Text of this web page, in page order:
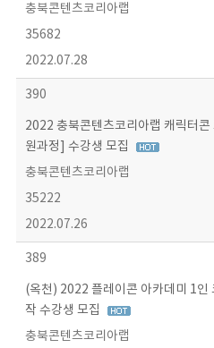
충북콘텐츠코리아랩
35682
2022.07.28
390
2022 충북콘텐츠코리아랩 캐릭터콘
원과정] 수강생 모집
충북콘텐츠코리아랩
35222
2022.07.26
389
(옥천) 2022 플레이콘 아카데미 1인
작 수강생 모집
충북콘텐츠코리아랩